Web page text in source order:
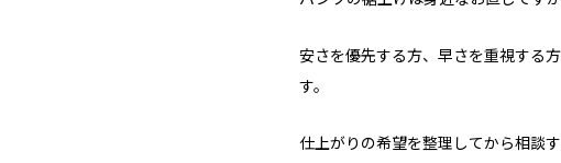
安さを優先する方、早さを重視する
す。
仕上がりの希望を整理してから相談